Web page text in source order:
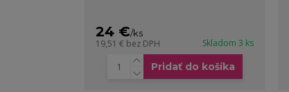
24 €/ks
19,51 € bez DPH Skladom 3 ks
Pridať do košíka